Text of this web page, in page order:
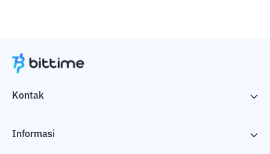
Kontak
Informasi